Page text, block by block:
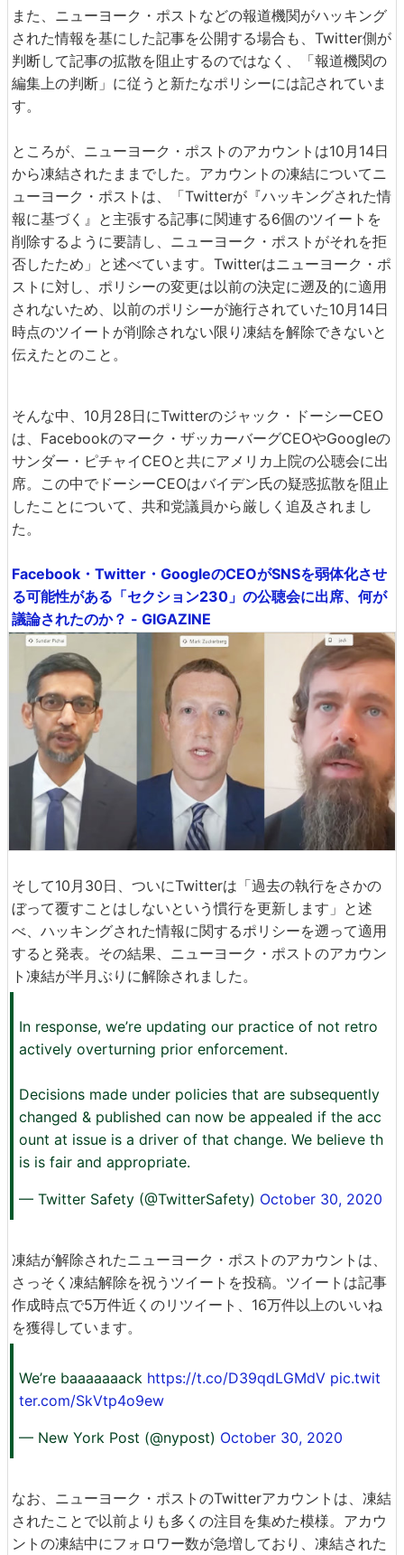
また、ニューヨーク・ポストなどの報道機関がハッキング
された情報を基にした記事を公開する場合も、Twitter側が
判断して記事の拡散を阻止するのではなく、「報道機関の
編集上の判断」に従うと新たなポリシーには記されていま
す。
ところが、ニューヨーク・ポストのアカウントは10月14日
から凍結されたままでした。アカウントの凍結についてニ
ューヨーク・ポストは、「Twitterが『ハッキングされた情
報に基づく』と主張する記事に関連する6個のツイートを
削除するように要請し、ニューヨーク・ポストがそれを拒
否したため」と述べています。Twitterはニューヨーク・ポ
ストに対し、ポリシーの変更は以前の決定に遡及的に適用
されないため、以前のポリシーが施行されていた10月14日
時点のツイートが削除されない限り凍結を解除できないと
伝えたとのこと。
そんな中、10月28日にTwitterのジャック・ドーシーCEO
は、Facebookのマーク・ザッカーバーグCEOやGoogleの
サンダー・ピチャイCEOと共にアメリカ上院の公聴会に出
席。この中でドーシーCEOはバイデン氏の疑惑拡散を阻止
したことについて、共和党議員から厳しく追及されまし
た。
Facebook・Twitter・GoogleのCEOがSNSを弱体化させ
る可能性がある「セクション230」の公聴会に出席、何が
議論されたのか？ - GIGAZINE
そして10月30日、ついにTwitterは「過去の執行をさかの
ぼって覆すことはしないという慣行を更新します」と述
べ、ハッキングされた情報に関するポリシーを遡って適用
すると発表。その結果、ニューヨーク・ポストのアカウン
ト凍結が半月ぶりに解除されました。
In response, we’re updating our practice of not retro
actively overturning prior enforcement.
Decisions made under policies that are subsequently
changed & published can now be appealed if the acc
ount at issue is a driver of that change. We believe th
is is fair and appropriate.
— Twitter Safety (@TwitterSafety) October 30, 2020
凍結が解除されたニューヨーク・ポストのアカウントは、
さっそく凍結解除を祝うツイートを投稿。ツイートは記事
作成時点で5万件近くのリツイート、16万件以上のいいね
を獲得しています。
We’re baaaaaaack https://t.co/D39qdLGMdV pic.twit
ter.com/SkVtp4o9ew
— New York Post (@nypost) October 30, 2020
なお、ニューヨーク・ポストのTwitterアカウントは、凍結
されたことで以前よりも多くの注目を集めた模様。アカウ
ントの凍結中にフォロワー数が急増しており、凍結された